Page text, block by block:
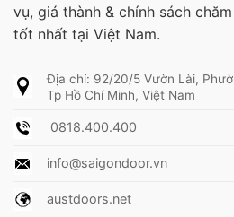
vụ, giá thành & chính sách
tốt nhất tại Việt Nam.
Địa chỉ: 92/20/5 Vườn Lài,
Tp Hồ Chí Minh, Việt Nam
0818.400.400
info@saigondoor.vn
austdoors.net